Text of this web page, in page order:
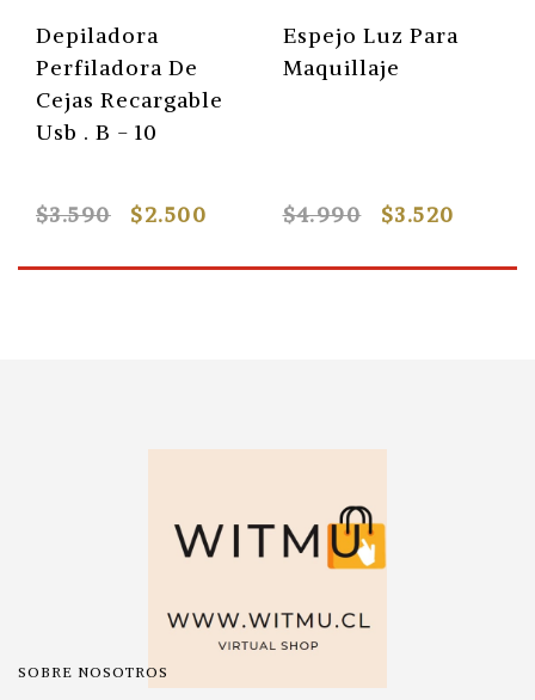
Depiladora
Perfiladora De
Cejas Recargable
Usb . B - 10
$3.590 $2.500
Espejo Luz Para
Maquillaje
$4.990 $3.520
SOBRE NOSOTROS